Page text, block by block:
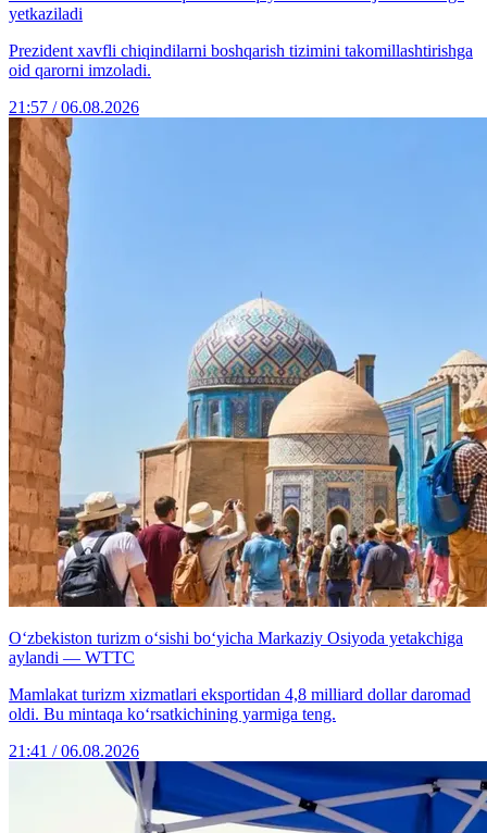
yetkaziladi
Prezident xavfli chiqindilarni boshqarish tizimini takomillashtirishga
oid qarorni imzoladi.
21:57 / 06.08.2026
O‘zbekiston turizm o‘sishi bo‘yicha Markaziy Osiyoda yetakchiga
aylandi — WTTC
Mamlakat turizm xizmatlari eksportidan 4,8 milliard dollar daromad
oldi. Bu mintaqa ko‘rsatkichining yarmiga teng.
21:41 / 06.08.2026